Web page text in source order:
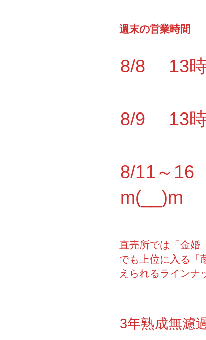
週末の営業時間
8/8 13時
8/9 13時
8/11～16
m(__)m
直売所では「金婚
でも上位に入る「
えられるラインナ
3年熟成無濾